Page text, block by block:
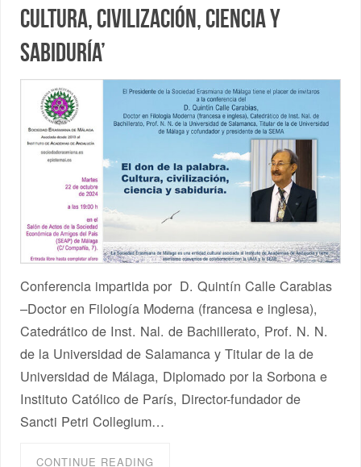
Cultura, civilización, ciencia y
sabiduría’
Conferencia impartida por D. Quintín Calle Carabias
–Doctor en Filología Moderna (francesa e inglesa),
Catedrático de Inst. Nal. de Bachillerato, Prof. N. N.
de la Universidad de Salamanca y Titular de la de
Universidad de Málaga, Diplomado por la Sorbona e
Instituto Católico de París, Director-fundador de
Sancti Petri Collegium…
CONTINUE READING